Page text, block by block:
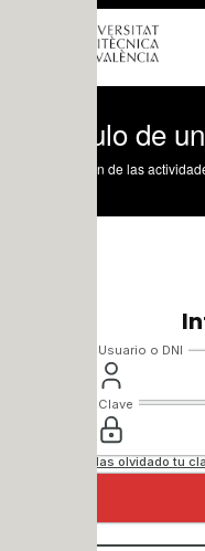
de un
de las actividades científicas,